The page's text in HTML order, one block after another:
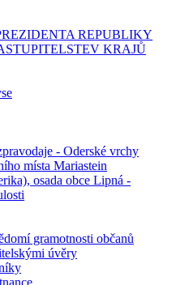
REPUBLIKY
KRAJŮ
- Oderské vrchy
místa Mariastein
osada obce Lipná -
gramotnosti občanů
úvěry